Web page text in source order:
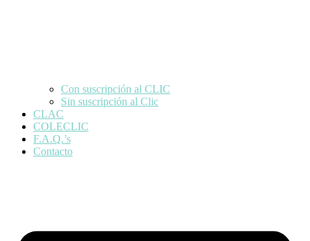
Con suscripción al CLIC
Sin suscripción al Clic
CLAC
COLECLIC
F.A.Q.’s
Contacto